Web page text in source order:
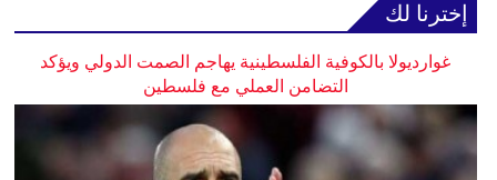
إخترنا لك
غوارديولا بالكوفية الفلسطينية يهاجم الصمت الدولي ويؤكد
التضامن العملي مع فلسطين